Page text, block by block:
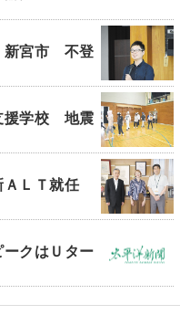
新宮市 不登
援学校 地震
ＬＴ就任
クはＵター